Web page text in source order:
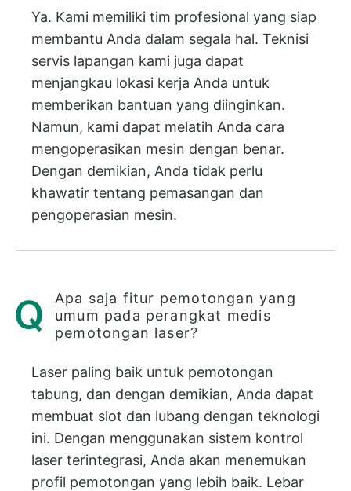
Ya. Kami memiliki tim profesional yang siap
membantu Anda dalam segala hal. Teknisi
servis lapangan kami juga dapat
menjangkau lokasi kerja Anda untuk
memberikan bantuan yang diinginkan.
Namun, kami dapat melatih Anda cara
mengoperasikan mesin dengan benar.
Dengan demikian, Anda tidak perlu
khawatir tentang pemasangan dan
pengoperasian mesin.
Apa saja fitur pemotongan yang
umum pada perangkat medis
pemotongan laser?
Laser paling baik untuk pemotongan
tabung, dan dengan demikian, Anda dapat
membuat slot dan lubang dengan teknologi
ini. Dengan menggunakan sistem kontrol
laser terintegrasi, Anda akan menemukan
profil pemotongan yang lebih baik. Lebar